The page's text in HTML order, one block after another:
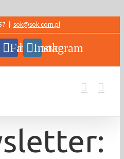
sok@sok.com.pl
FacebookInstagram